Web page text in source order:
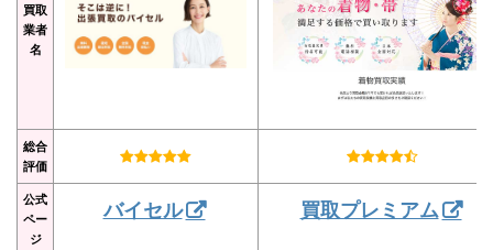
買取
業者
名
総合
評価
公式
ペー
ジ
バイセル 買取プレミアム